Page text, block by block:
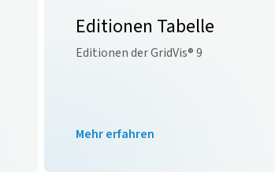
Editionen Tabelle
Editionen derGridVis® 9
Mehr erfahren